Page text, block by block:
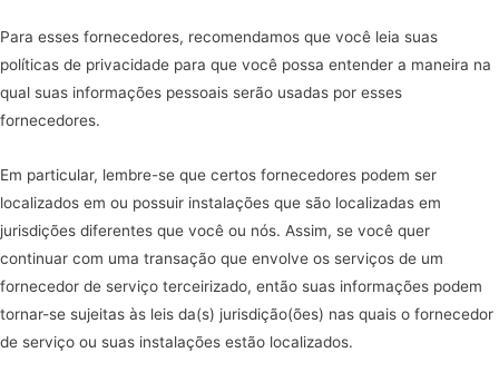
Para esses fornecedores, recomendamos que você leia suas
políticas de privacidade para que você possa entender a maneira na
qual suas informações pessoais serão usadas por esses
fornecedores.
Em particular, lembre-se que certos fornecedores podem ser
localizados em ou possuir instalações que são localizadas em
jurisdições diferentes que você ou nós. Assim, se você quer
continuar com uma transação que envolve os serviços de um
fornecedor de serviço terceirizado, então suas informações podem
tornar-se sujeitas às leis da(s) jurisdição(ões) nas quais o fornecedor
de serviço ou suas instalações estão localizados.